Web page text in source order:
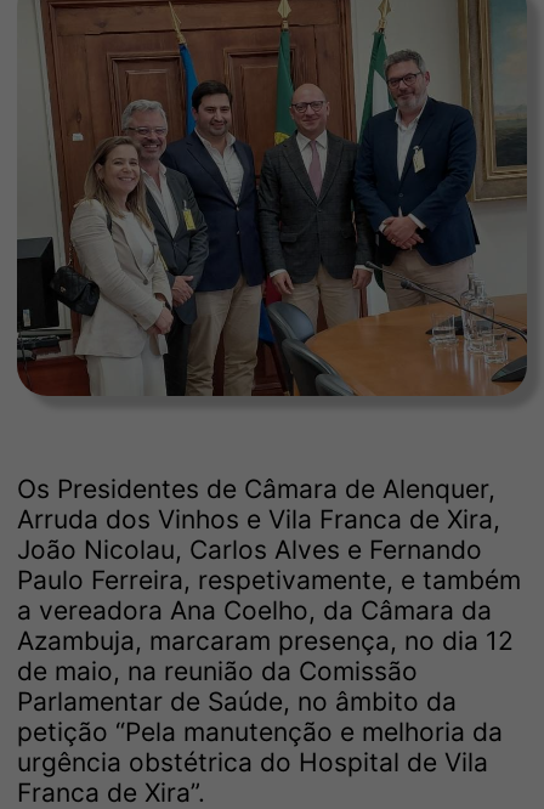
Os Presidentes de Câmara de Alenquer,
Arruda dos Vinhos e Vila Franca de Xira,
João Nicolau, Carlos Alves e Fernando
Paulo Ferreira, respetivamente, e também
a vereadora Ana Coelho, da Câmara da
Azambuja, marcaram presença, no dia 12
de maio, na reunião da Comissão
Parlamentar de Saúde, no âmbito da
petição “Pela manutenção e melhoria da
urgência obstétrica do Hospital de Vila
Franca de Xira”.